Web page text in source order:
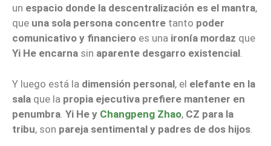
un espacio donde la descentralización es el mantra,
que una sola persona concentre tanto poder
comunicativo y financiero es una ironía mordaz que
Yi He encarna sin aparente desgarro existencial.
Y luego está la dimensión personal, el elefante en la
sala que la propia ejecutiva prefiere mantener en
penumbra Yi He y Changpeng Zhao, CZ para la
tribu, son pareja sentimental y padres de dos hijos